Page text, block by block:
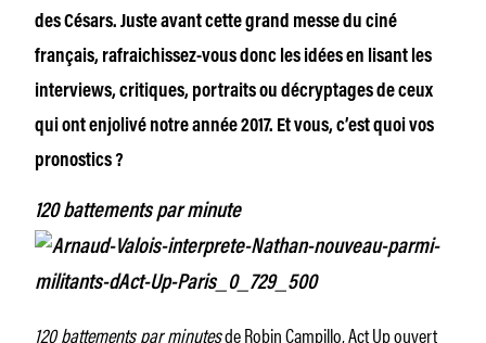
des Césars. Juste avant cette grand messe du ciné
français, rafraichissez-vous donc les idées en lisant les
interviews, critiques, portraits ou décryptages de ceux
qui ont enjolivé notre année 2017. Et vous, c’est quoi vos
pronostics ?
120 battements par minute
120 battements par minutesde Robin Campillo, Act Up ouvert